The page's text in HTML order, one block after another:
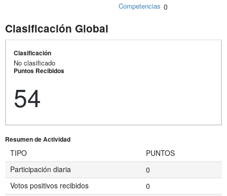
Competencias 0
Clasificación Global
Clasificación
No clasificado
Puntos Recibidos
54
Resumen de Actividad
TIPO
PUNTOS
Participación diaria
0
Votos positivos recibidos
0